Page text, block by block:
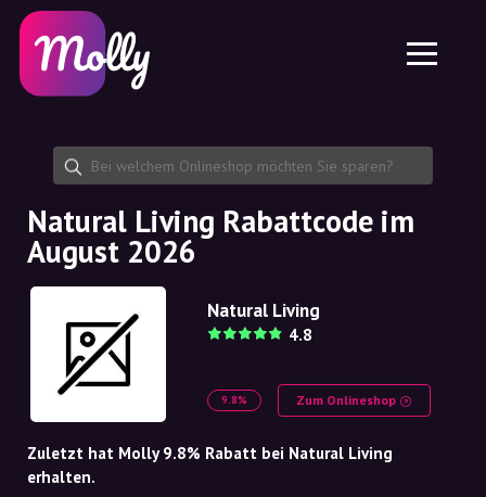
Hautpflege
Haarpflege
Rabattcode teilen
Funktionen
Jobs
Über uns
Partnerschaft
Plattform
Molly für iPhone und iPad
Molly für Android
DE
EN
NO
NL
Natural Living Rabattcode im
August 2026
Natural Living
4.8
9.8% Zum Onlineshop
Zuletzt hat Molly 9.8% Rabatt bei Natural Living
erhalten.